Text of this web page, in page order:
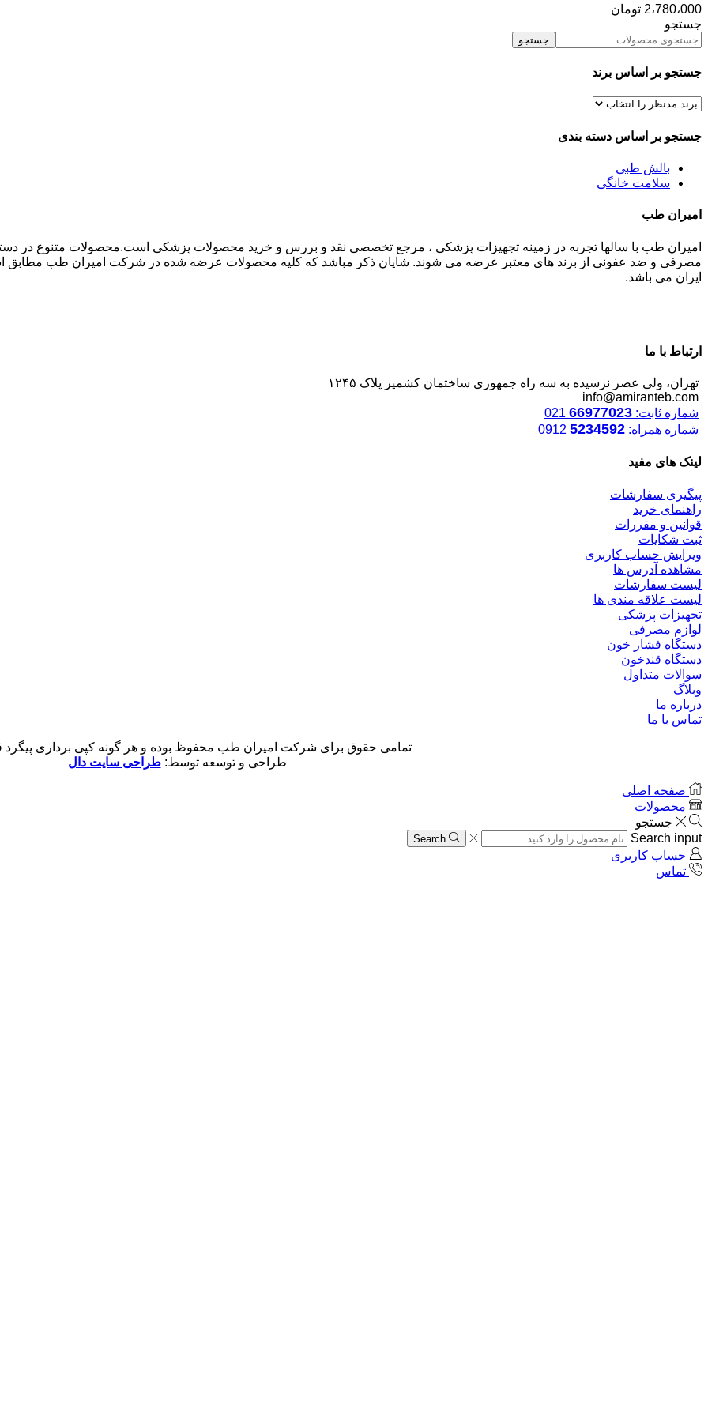
2،780،000 تومان
جستجو
جستجو
جستجو بر اساس برند
جستجو بر اساس دسته بندی
بالش طبی
سلامت خانگی
امیران طب
امیران طب با سالها تجربه در زمینه تجهیزات پزشکی ، مرجع تخصصی نقد و بررس و خرید محصولات پزشکی است.محصولات متنوع در
مصرفی و ضد عفونی از برند های معتبر عرضه می شوند. شایان ذکر مباشد که کلیه محصولات عرضه شده در شرکت امیران طب مطابق
ایران می باشد.
ارتباط با ما
تهران، ولی عصر نرسیده به سه راه جمهوری ساختمان کشمیر پلاک ۱۲۴۵
info@amiranteb.com
شماره ثابت: 66977023
شماره همراه: 5234592
لینک های مفید
پیگیری سفارشات
راهنمای خرید
قوانین و مقررات
ثبت شکایات
ویرایش حساب کاربری
مشاهده آدرس ها
لیست سفارشات
لیست علاقه مندی ها
تجهیزات پزشکی
لوازم مصرفی
دستگاه فشار خون
دستگاه قندخون
سوالات متداول
وبلاگ
درباره ما
تماس با ما
تمامی حقوق برای شرکت امیران طب محفوظ بوده و هر گونه کپی برداری پیگرد
طراحی و توسعه توسط:طراحی سایت دال
صفحه اصلی
محصولات
جستجو
Search input
Search
حساب کاربری
تماس